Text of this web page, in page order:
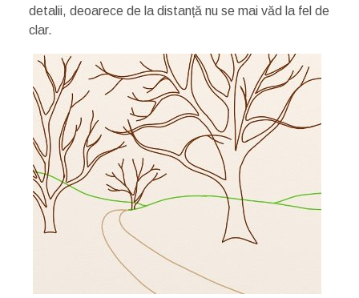
detalii, deoarece de la distanță nu se mai văd la fel de
clar.